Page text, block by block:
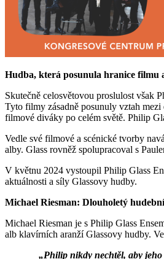
Hudba, která posunula hranice filmu
Skutečně celosvětovou proslulost však
Tyto filmy zásadně posunuly vztah
filmové diváky po celém světě. Philip
Vedle své filmové a scénické tvorby
alby. Glass rovněž spolupracoval s
V květnu 2024 vystoupil Philip Glass
aktuálnosti a síly Glassovy hudby.
Michael Riesman: Dlouholetý
Michael Riesman je s Philip Glass
alb klavírních aranží Glassovy hudby.
„Philip nikdy nechtěl, aby jeho